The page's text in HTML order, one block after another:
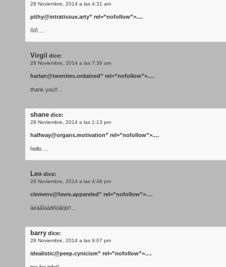
28 Noviembre, 2014 a las 4:31 am
pithy@intratissue.arty” rel=”nofollow”>.…
ñïñ….
Virgil dice:
28 Noviembre, 2014 a las 7:36 am
harlan@twenties.ordained” rel=”nofollow”>.…
thank you!!…
shane dice:
28 Noviembre, 2014 a las 1:13 pm
halfway@organs.motivation” rel=”nofollow”>.…
hello….
Leo dice:
28 Noviembre, 2014 a las 4:48 pm
clemens@favre.appareled” rel=”nofollow”>.…
áëàãîäàðñòâóþ!!…
barry dice:
28 Noviembre, 2014 a las 9:07 pm
idealistic@peep.cynicism” rel=”nofollow”>.…